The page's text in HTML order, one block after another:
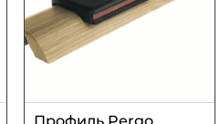
Профиль Pergo